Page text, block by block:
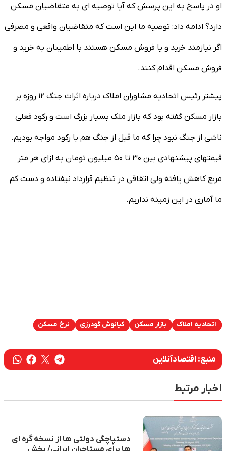
او در پاسخ به این پرسش که آیا توصیه ای به متقاضیان مسکن
دارد؟ ادامه داد: توصیه ما این است که متقاضیان واقعی و مصرفی
اگر نیازمند خرید و یا فروش مسکن هستند با اطمینان به خرید و
فروش مسکن اقدام کنند.
پیشتر رئیس اتحادیه مشاوران املاک درباره اثرات جنگ ۱۲ روزه بر
بازار مسکن گفته بود که بازار ملک بسیار بزرگ است و رکود فعلی
ناشی از جنگ نبود چرا که ما قبل از جنگ هم با رکود مواجه بودیم.
قیمتهای پیشنهادی بین ۳۰ تا ۵۰ میلیون تومان به ازای هر متر
مربع کاهش یافته ولی اتفاقی در تنظیم قرارداد نیفتاده و دست کم
ما آماری در این زمینه نداریم.
اتحادیه املاک بازار مسکن کیانوش گودرزی نرخ مسکن
منبع: اقتصادآنلاین
اخبار مرتبط
دستپاچگی دولتی ها از نسخه کُره ای